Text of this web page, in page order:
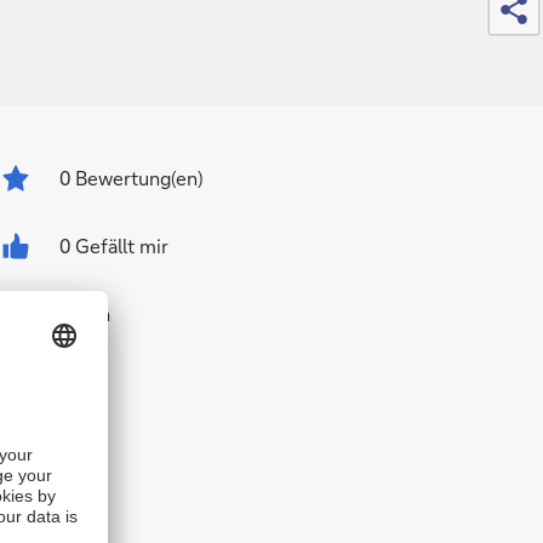
0 Bewertung(en)
0 Gefällt mir
Teilen